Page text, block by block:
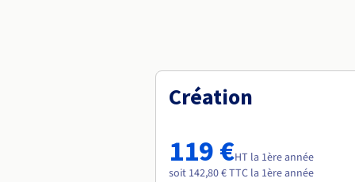
Création
119 €HT la 1ère année
soit 142,80 € TTC la 1ère année